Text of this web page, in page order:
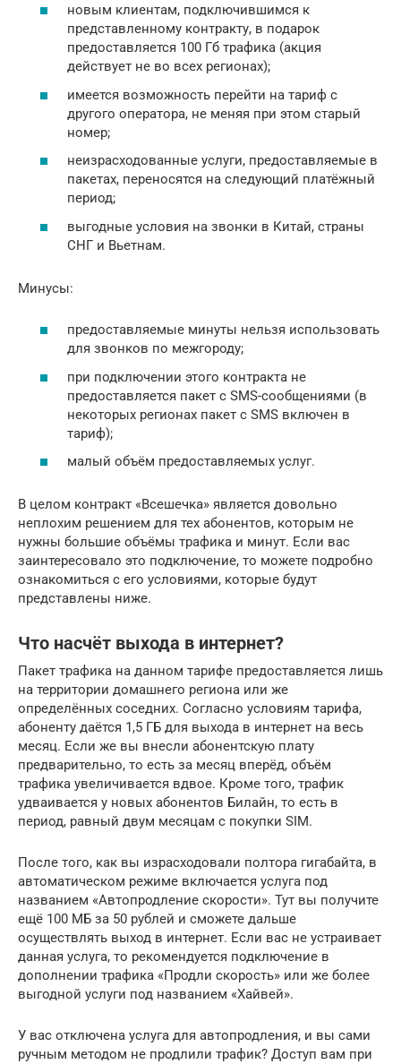
новым клиентам, подключившимся к
представленному контракту, в подарок
предоставляется 100 Гб трафика (акция
действует не во всех регионах);
имеется возможность перейти на тариф с
другого оператора, не меняя при этом старый
номер;
неизрасходованные услуги, предоставляемые в
пакетах, переносятся на следующий платёжный
период;
выгодные условия на звонки в Китай, страны
СНГ и Вьетнам.
Минусы:
предоставляемые минуты нельзя использовать
для звонков по межгороду;
при подключении этого контракта не
предоставляется пакет с SMS-сообщениями (в
некоторых регионах пакет с SMS включен в
тариф);
малый объём предоставляемых услуг.
В целом контракт «Всешечка» является довольно
неплохим решением для тех абонентов, которым не
нужны большие объёмы трафика и минут. Если вас
заинтересовало это подключение, то можете подробно
ознакомиться с его условиями, которые будут
представлены ниже.
Что насчёт выхода в интернет?
Пакет трафика на данном тарифе предоставляется лишь
на территории домашнего региона или же
определённых соседних. Согласно условиям тарифа,
абоненту даётся 1,5 ГБ для выхода в интернет на весь
месяц. Если же вы внесли абонентскую плату
предварительно, то есть за месяц вперёд, объём
трафика увеличивается вдвое. Кроме того, трафик
удваивается у новых абонентов Билайн, то есть в
период, равный двум месяцам с покупки SIM.
После того, как вы израсходовали полтора гигабайта, в
автоматическом режиме включается услуга под
названием «Автопродление скорости». Тут вы получите
ещё 100 МБ за 50 рублей и сможете дальше
осуществлять выход в интернет. Если вас не устраивает
данная услуга, то рекомендуется подключение в
дополнении трафика «Продли скорость» или же более
выгодной услуги под названием «Хайвей».
У вас отключена услуга для автопродления, и вы сами
ручным методом не продлили трафик? Доступ вам при